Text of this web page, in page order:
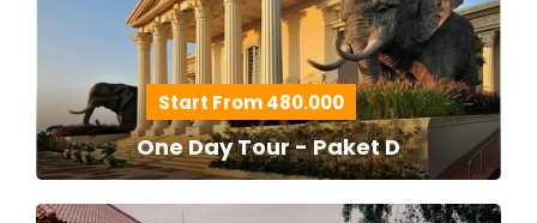
Start From 480.000
One Day Tour - Paket D